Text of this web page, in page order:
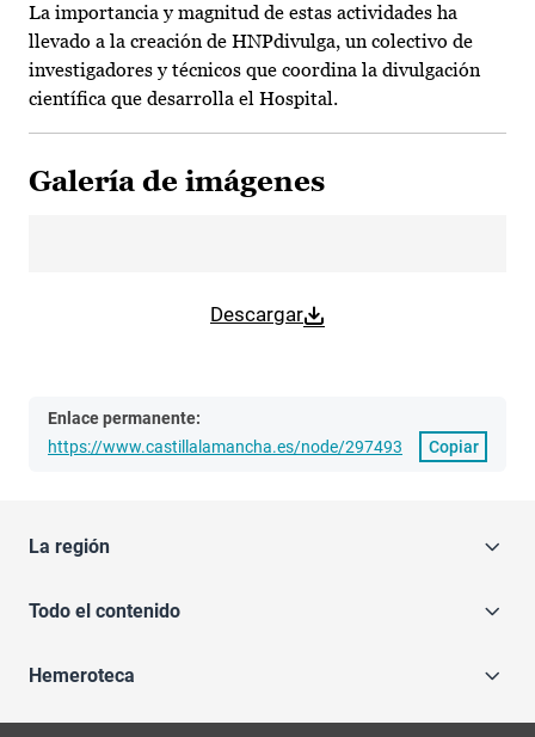
La importancia y magnitud de estas actividades ha
llevado a la creación de HNPdivulga, un colectivo de
investigadores y técnicos que coordina la divulgación
científica que desarrolla el Hospital.
Galería de imágenes
Descargar
Enlace permanente:
https://www.castillalamancha.es/node/297493
Copiar
La región
Todo el contenido
Hemeroteca